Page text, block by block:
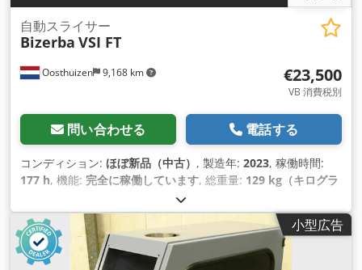
Oosthuizen 9,168 km
自動スライサー
Bizerba VSI FT
€23,500
VB 消費税別
問い合わせる 電話する
コンディション: ほぼ新品（中古） , 製造年: 2023, 稼働時間:
177 h, 機能: 完全に稼働しています, 総重量: 129 kg（キログラ
, 最終オーバーホール年:
（最小）:20 mm, 製品高さ（最大）:240 mm, 入力電流:2 A,
入力周波数:
60 ヘルツ , 装備:ドキュメント / マニュアル,
小型広告